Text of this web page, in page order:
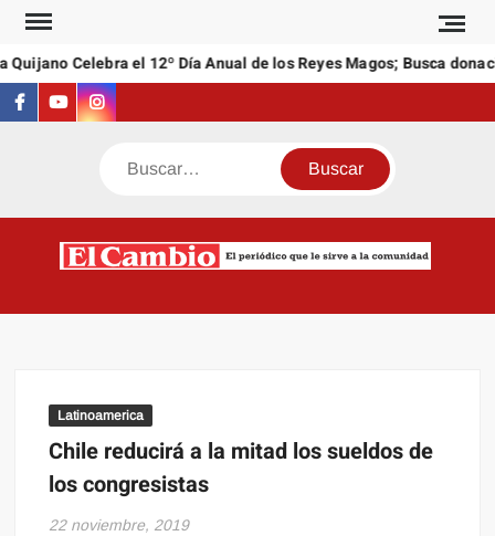
Saltar
contenidoCelebra el 12º Día Anual de los Reyes Magos; Busca
Facebook
YoutubeInstagram
Buscar
Latinoamerica
Chile reducirá a la mitad los sueldos de
los congresistas
22 noviembre, 2019